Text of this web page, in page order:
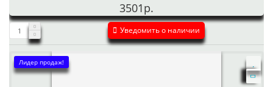
3501р.
Уведомить о наличии
Лидер продаж!